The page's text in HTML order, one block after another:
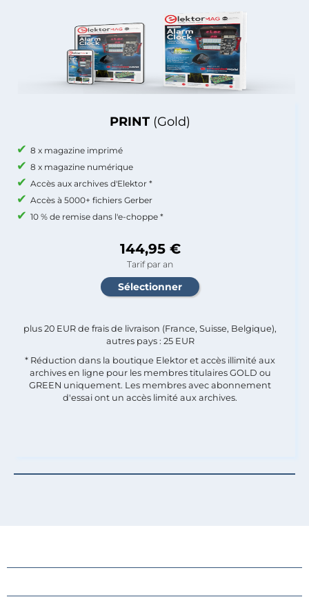
PRINT (Gold)
8 x magazine imprimé
8 x magazine numérique
Accès aux archives d'Elektor *
Accès à 5000+ fichiers Gerber
10 % de remise dans l'e-choppe *
144,95 €
Tarif par an
plus 20 EUR de frais de livraison (France, Suisse, Belgique),
autres pays : 25 EUR
* Réduction dans la boutique Elektor et accès illimité aux
archives en ligne pour les membres titulaires GOLD ou
GREEN uniquement. Les membres avec abonnement
d'essai ont un accès limité aux archives.